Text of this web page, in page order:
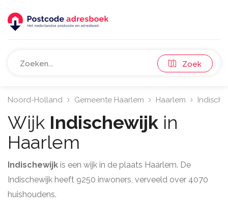
Zoek
Noord-Holland Gemeente Haarlem Haarlem
Wijk Indischewijk in
Haarlem
Indischewijk is een wijk in de plaats Haarlem. De
Indischewijk heeft 9250 inwoners, verveeld over 4070
huishoudens.